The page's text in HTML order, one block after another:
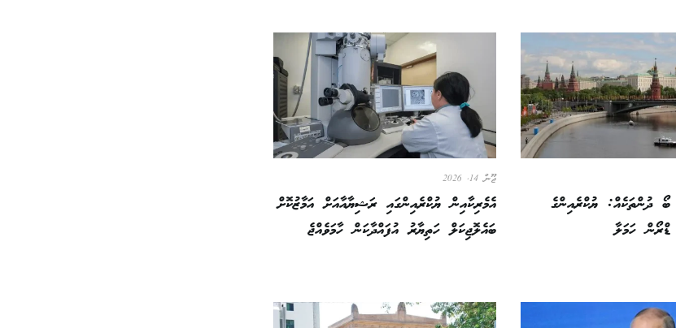
ދުންތަކެއް: ޔުކްރެއިންގެ
ޖޫން 14, 2026
އެމެރިކާއިން ޔުކްރެއިންގައި ރަޝިޔާއާއަށް އަމާޒުކޮށް
ބައެލޮޖިކަލް ހަތިޔާރު އުފައްދާކަން ހާމަވެއްޖެ